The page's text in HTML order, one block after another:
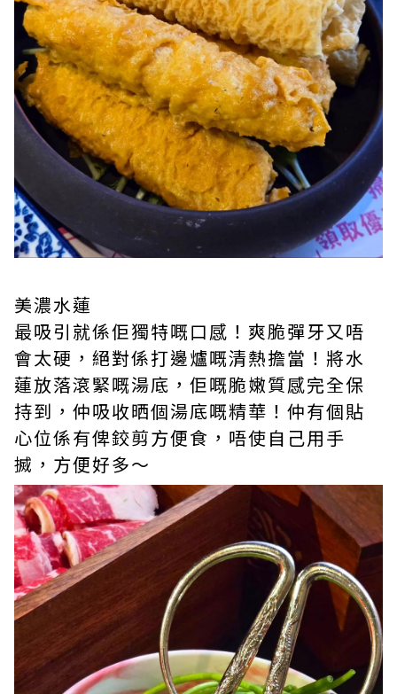
美濃水蓮
最吸引就係佢獨特嘅口感！爽脆彈牙又唔
會太硬，絕對係打邊爐嘅清熱擔當！將水
蓮放落滾緊嘅湯底，佢嘅脆嫩質感完全保
持到，仲吸收晒個湯底嘅精華！仲有個貼
心位係有俾鉸剪方便食，唔使自己用手
搣，方便好多～